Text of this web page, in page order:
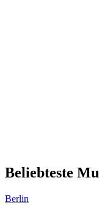
Beliebteste
Berlin